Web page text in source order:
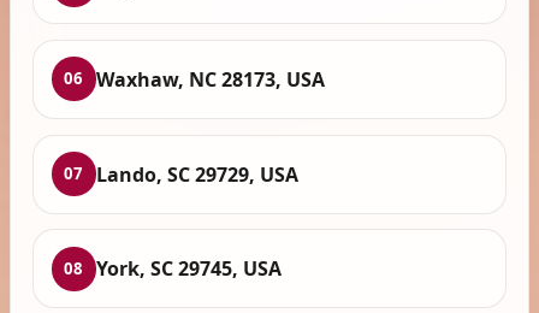
06 Waxhaw, NC 28173, USA
07 Lando, SC 29729, USA
08 York, SC 29745, USA